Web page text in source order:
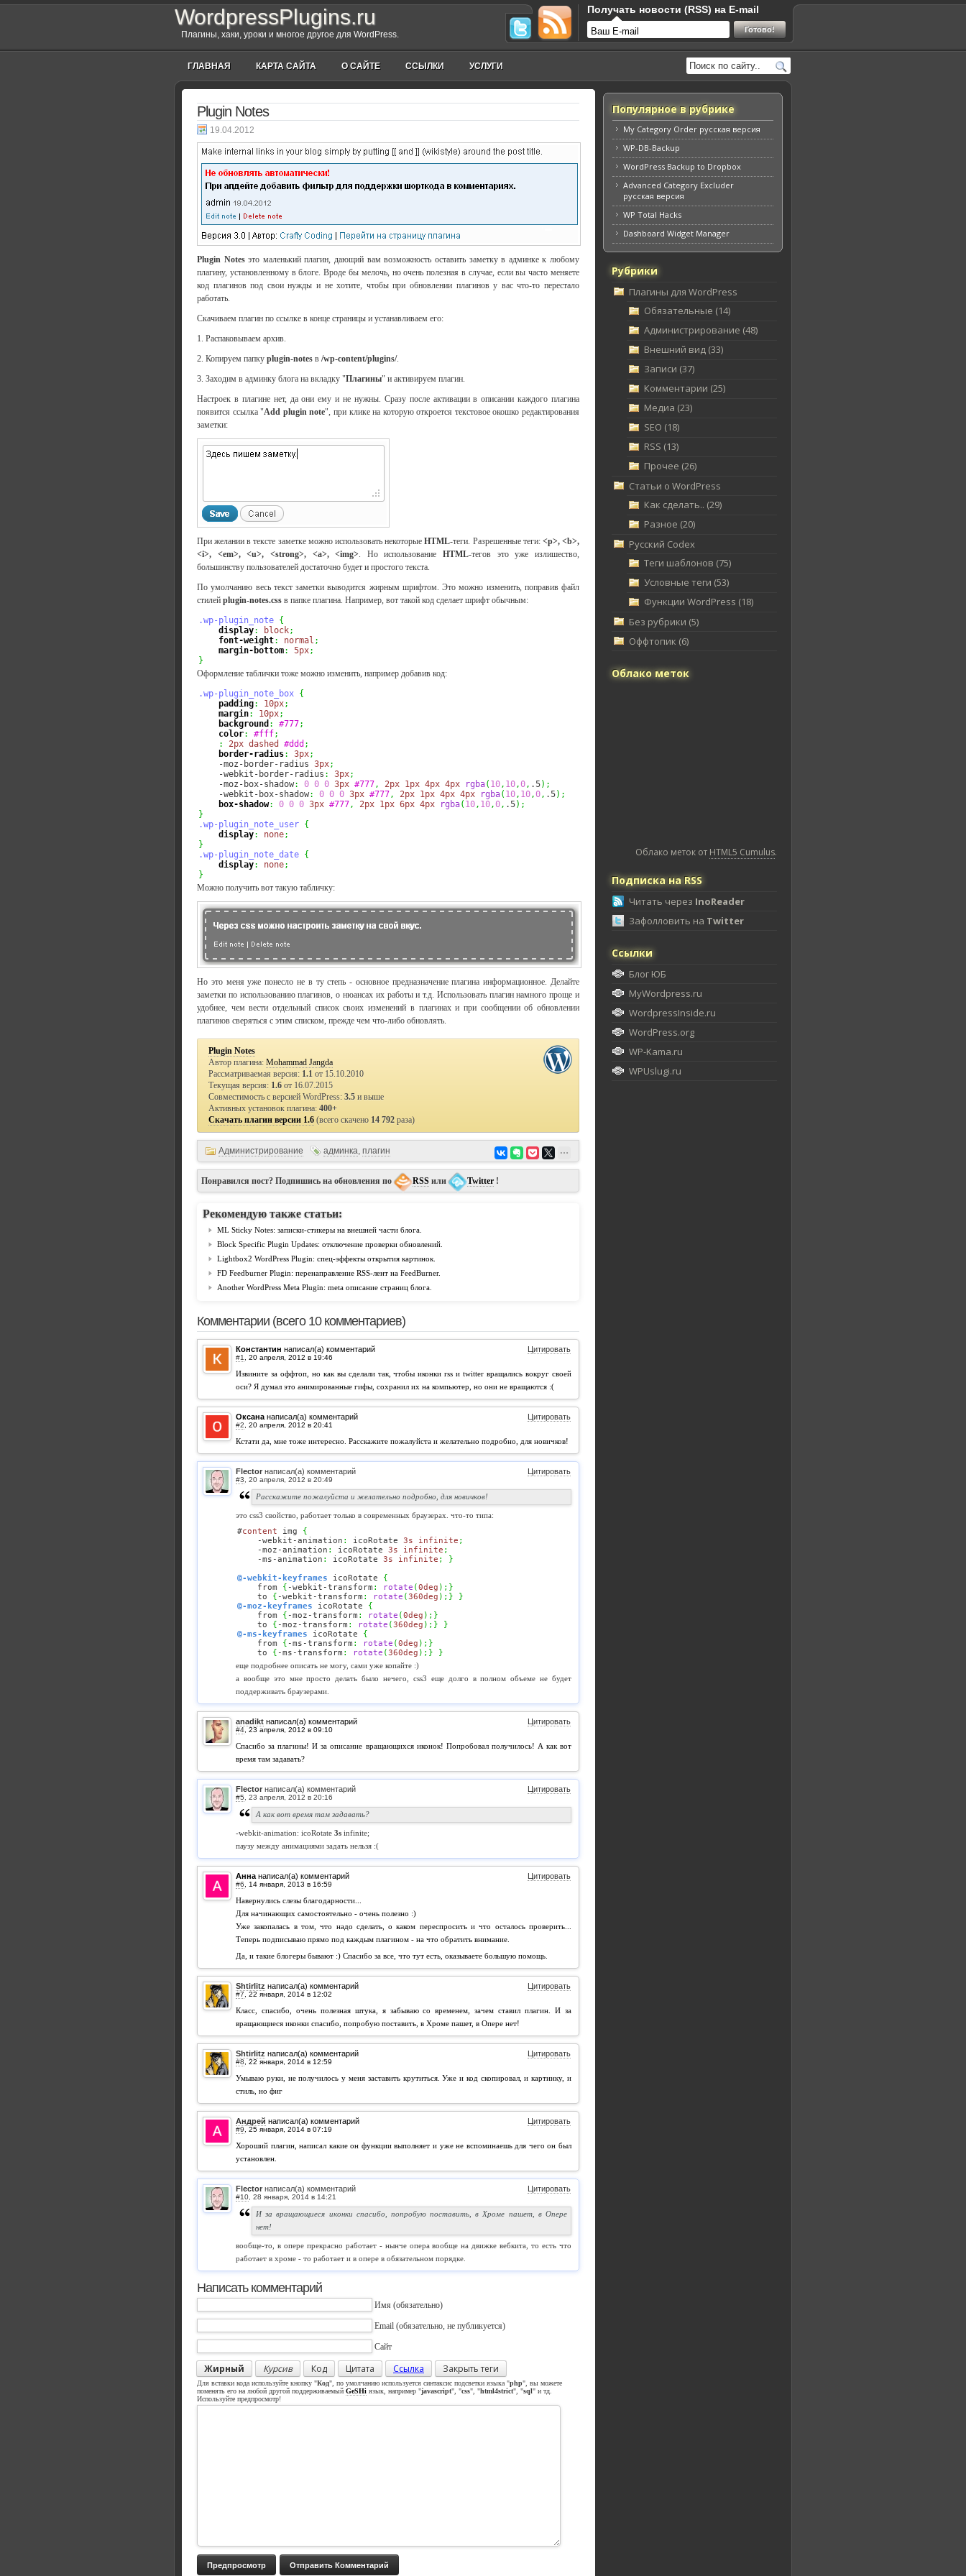
WordpressPlugins.ru
Плагины, хаки, уроки и многое другое для WordPress.
ГЛАВНАЯ КАРТА САЙТА О САЙТЕ ССЫЛКИ УСЛУГИ
Получать новости (RSS) на E-mail
Plugin Notes
19.04.2012
Plugin Notesэто маленький плагин, дающий вам возможность оставить заметку в админке к любому
плагину, установленному в блоге. Вроде бы мелочь, но очень полезная в случае, если вы часто меняете
код плагинов под свои нужды и не хотите, чтобы при обновлении плагинов у вас что-то перестало
работать.
Скачиваем плагин по ссылке в конце страницы и устанавливаем его:
1. Распаковываем архив.
2. Копируем папку plugin-notes в /wp-content/plugins/.
3. Заходим в админку блога на вкладку "Плагины" и активируем плагин.
Настроек в плагине нет, да они ему и не нужны. Сразу после активации в описании каждого плагина
появится ссылка "Add plugin note", при клике на которую откроется текстовое окошко редактирования
заметки:
При желании в тексте заметке можно использовать некоторыеHTML-теги. Разрешенные теги: <p>, <b>,
<i>, <em>, <u>, <strong>, <a>, <img>. Но использованиеHTML-тегов это уже излишество,
большинству пользователей достаточно будет и простого текста.
По умолчанию весь текст заметки выводится жирным шрифтом. Это можно изменить, поправив файл
стилей plugin-notes.css в папке плагина. Например, вот такой код сделает шрифт обычным:
.wp-plugin_note {
display: block;
font-weight: normal ;
margin-bottom: 5px;
}
Оформление таблички тоже можно изменить, например добавив код:
.wp-plugin_note_box {
padding: 10px;
margin: 10px;
background : #777;
color: #fff;
:
2px dashed #ddd ;
border-radius: 3px;
    -moz-border-radius
3px;
    -webkit-border-radius
: 3px;
    -moz-box-shadow
: 0 0 0 3px #777, 2px 1px 4px 4px rgba( 10, 10,0, .5) ;
    -webkit-box-shadow
: 0 0 0 3px #777, 2px 1px 4px 4px rgba( 10, 10,0, .5) ;
box-shadow: 0 0 0 3px #777, 2px 1px 6px 4px rgba( 10, 10,0, .5) ;
}
.wp-plugin_note_user {
display: none;
}
.wp-plugin_note_date {
display: none;
}
Можно получить вот такую табличку:
Но это меня уже понесло не в ту степь - основное предназначение плагина информационное. Делайте
заметки по использованию плагинов, о нюансах их работы и т.д. Использовать плагин намного проще и
удобнее, чем вести отдельный список своих изменений в плагинах и при сообщении об обновлении
плагинов сверяться с этим списком, прежде чем что-либо обновлять.
Plugin Notes
Автор плагина: Mohammad Jangda
Рассматриваемая версия: 1.1 от 15.10.2010
Текущая версия: 1.6 от 16.07.2015
Совместимость с версией WordPress: 3.5 и выше
Активных установок плагина: 400+
Скачать плагин версии 1.6 (всего скачено 14 792 раза)
Администрирование админка, плагин
Понравился пост? Подпишись на обновления по RSS или Twitter !
Рекомендую также статьи:
ML Sticky Notes: записки-стикеры на внешней части блога.
Block Specific Plugin Updates: отключение проверки обновлений.
Lightbox2 WordPress Plugin: спец-эффекты открытия картинок.
FD Feedburner Plugin: перенаправление RSS-лент на FeedBurner.
Another WordPress Meta Plugin: meta описание страниц блога.
Комментарии (всего 10 комментариев)
Константин написал(а) комментарий Цитировать
#1
Извините за оффтоп, но как вы сделали так, чтобы иконки rss и twitter вращались вокруг своей
оси? Я думал это анимированные гифы, сохранил их на компьютер, но они не вращаются :(
Оксана написал(а) комментарий Цитировать
#2
Кстати да, мне тоже интересно. Расскажите пожалуйста и желательно подробно, для новичков!
Flector написал(а) комментарий Цитировать
#3
Расскажите пожалуйста и желательно подробно, для новичков!
это css3 свойство, работает только в современных браузерах. что-то типа:
#content img {
    -webkit-animation
: icoRotate 3s infinite ;
    -moz-animation
: icoRotate 3s infinite ;
    -ms-animation
: icoRotate 3s infinite ;
}
@-webkit-keyframes icoRotate {
    from
{ -webkit-transform : rotate (0deg ) ; }
    to
{ -webkit-transform : rotate (360deg ) ; }
}
@-moz-keyframes icoRotate {
    from
{ -moz-transform : rotate (0deg ) ; }
    to
{ -moz-transform : rotate (360deg ) ; }
}
@-ms-keyframes icoRotate {
    from
{ -ms-transform : rotate (0deg ) ; }
    to
{ -ms-transform : rotate (360deg ) ; } }
еще подробнее описать не могу, сами уже копайте :)
а вообще это мне просто делать было нечего, css3 еще долго в полном объеме не будет
поддерживать браузерами.
anadikt написал(а) комментарий Цитировать
#4
Спасибо за плагины! И за описание вращающихся иконок! Попробовал получилось! А как вот
время там задавать?
Flector написал(а) комментарий Цитировать
#5
А как вот время там задавать?
-webkit-animation: icoRotate 3s infinite;
паузу между анимациями задать нельзя :(
Анна написал(а) комментарий Цитировать
#6
Навернулись слезы благодарности...
Для начинающих самостоятельно - очень полезно :)
Уже закопалась в том, что надо сделать, о каком переспросить и что осталось проверить...
Теперь подписываю прямо под каждым плагином - на что обратить внимание.
Да, и такие блогеры бывают :) Спасибо за все, что тут есть, оказываете большую помощь.
Shtirlitz написал(а) комментарий Цитировать
#7
Класс, спасибо, очень полезная штука, я забываю со временем, зачем ставил плагин. И за
вращающиеся иконки спасибо, попробую поставить, в Хроме пашет, в Опере нет!
Shtirlitz написал(а) комментарий Цитировать
#8
Умываю руки, не получилось у меня заставить крутиться. Уже и код скопировал, и картинку, и
стиль, но фиг
Андрей написал(а) комментарий Цитировать
#9
Хороший плагин, написал какие он функции выполняет и уже не вспоминаешь для чего он был
установлен.
Flector написал(а) комментарий Цитировать
#10
И за вращающиеся иконки спасибо, попробую поставить, в Хроме пашет, в Опере
нет!
вообще-то, в опере прекрасно работает - нынче опера вообще на движке вебкита, то есть что
работает в хроме - то работает и в опере в обязательном порядке.
Написать комментарий
Имя (обязательно)
Email (обязательно, не публикуется)
Сайт
Жирный Курсив Код Цитата Ссылка Закрыть теги
Для вставки кода используйте кнопку "Код", по умолчанию используется синтаксис подсветки языка "php", вы можете
поменять его на любой другой поддерживаемый GeSHi язык, например "javascript", "css", "html4strict", "sql" и тд.
Используйте предпросмотр!
Популярное в рубрике
My Category Order русская версия
WP-DB-Backup
WordPress Backup to Dropbox
Advanced Category Excluder
русская версия
WP Total Hacks
Dashboard Widget Manager
Рубрики
Плагины для WordPress
Обязательные (14)
Администрирование (48)
Внешний вид (33)
Записи (37)
Комментарии (25)
Медиа (23)
SEO (18)
RSS (13)
Прочее (26)
Статьи о WordPress
Как сделать.. (29)
Разное (20)
Русский Codex
Теги шаблонов (75)
Условные теги (53)
Функции WordPress (18)
Без рубрики (5)
Оффтопик (6)
Облако меток
Облако меток от HTML5 Cumulus.
Подписка на RSS
Читать через InoReader
Зафолловить на Twitter
Ссылки
Блог ЮБ
MyWordpress.ru
WordpressInside.ru
WordPress.org
WP-Kama.ru
WPUslugi.ru